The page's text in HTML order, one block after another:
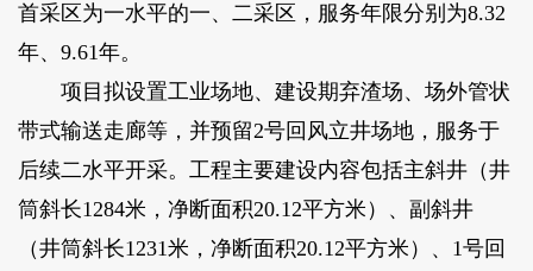
首采区为一水平的一、二采区，服务年限分别为8.32
年、9.61年。
项目拟设置工业场地、建设期弃渣场、场外管状
带式输送走廊等，并预留2号回风立井场地，服务于
后续二水平开采。工程主要建设内容包括主斜井（井
筒斜长1284米，净断面积20.12平方米）、副斜井
（井筒斜长1231米，净断面积20.12平方米）、1号回